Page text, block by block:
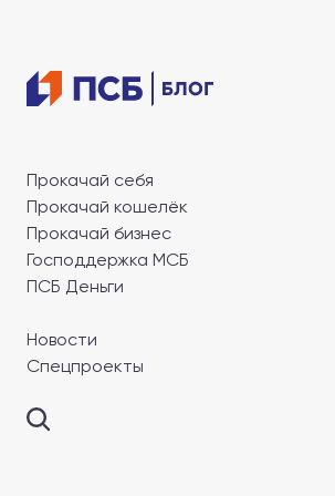
Прокачай себя
Прокачай кошелёк
Прокачай бизнес
Господдержка МСБ
ПСБ Деньги
Новости
Спецпроекты